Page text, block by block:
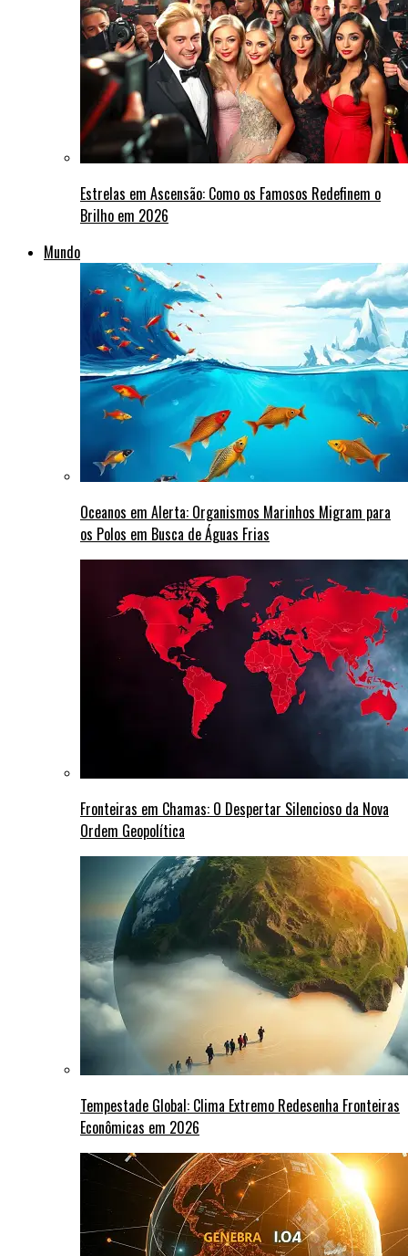
Estrelas em Ascensão: Como os Famosos Redefinem o
Brilho em 2026
Mundo
Oceanos em Alerta: Organismos Marinhos Migram para
os Polos em Busca de Águas Frias
Fronteiras em Chamas: O Despertar Silencioso da Nova
Ordem Geopolítica
Tempestade Global: Clima Extremo Redesenha Fronteiras
Econômicas em 2026